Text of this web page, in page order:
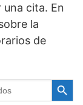
una cita. En
la
de
Botón de